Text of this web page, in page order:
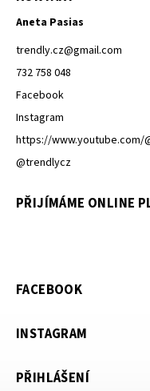
Aneta Pasias
trendly.cz@gmail.com
732 758 048
Facebook
Instagram
https://www.youtube.com/
@trendlycz
PŘIJÍMÁME ONLINE
FACEBOOK
INSTAGRAM
PŘIHLÁŠENÍ